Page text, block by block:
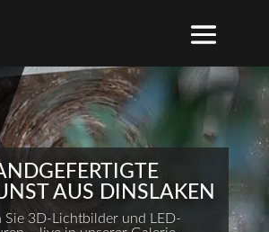
AUS DINSLAKEN
Sie 3D-Lichtbilder und LED-